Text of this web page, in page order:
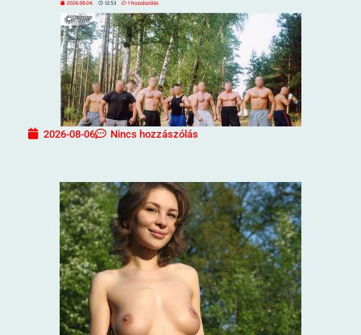
2026-08-06 Nincs hozzászólás